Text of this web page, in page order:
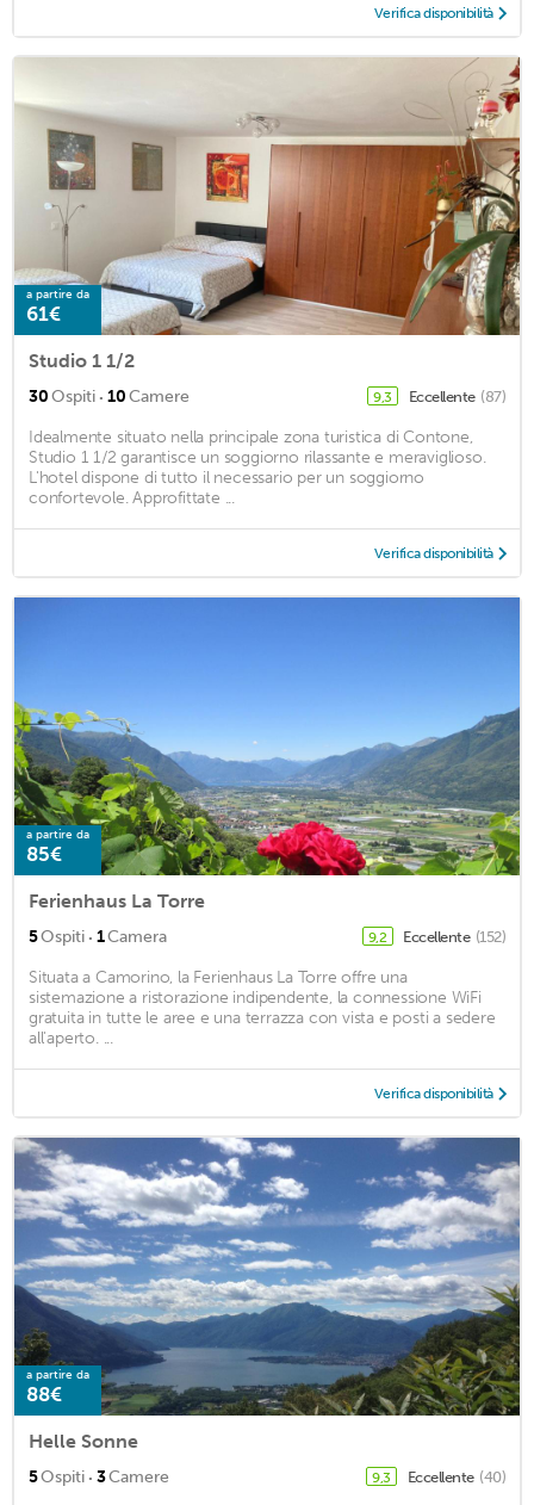
Verifica disponibilità
a partire da
61€
Studio 1 1/2
30Ospiti · 10Camere 9,3 Eccellente (87)
Idealmente situato nella principale zona turistica di Contone,
Studio 1 1/2 garantisce un soggiorno rilassante e meraviglioso.
L'hotel dispone di tutto il necessario per un soggiorno
confortevole. Approfittate ...
Verifica disponibilità
a partire da
85€
Ferienhaus La Torre
5Ospiti · 1Camera 9,2 Eccellente (152)
Situata a Camorino, la Ferienhaus La Torre offre una
sistemazione a ristorazione indipendente, la connessione WiFi
gratuita in tutte le aree e una terrazza con vista e posti a sedere
all'aperto. ...
Verifica disponibilità
a partire da
88€
Helle Sonne
5Ospiti · 3Camere 9,3 Eccellente (40)